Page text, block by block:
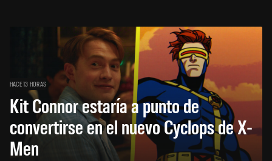
HACE 13 HORAS
Kit Connor estaría a punto de
convertirse en el nuevo Cyclops de X-
Men